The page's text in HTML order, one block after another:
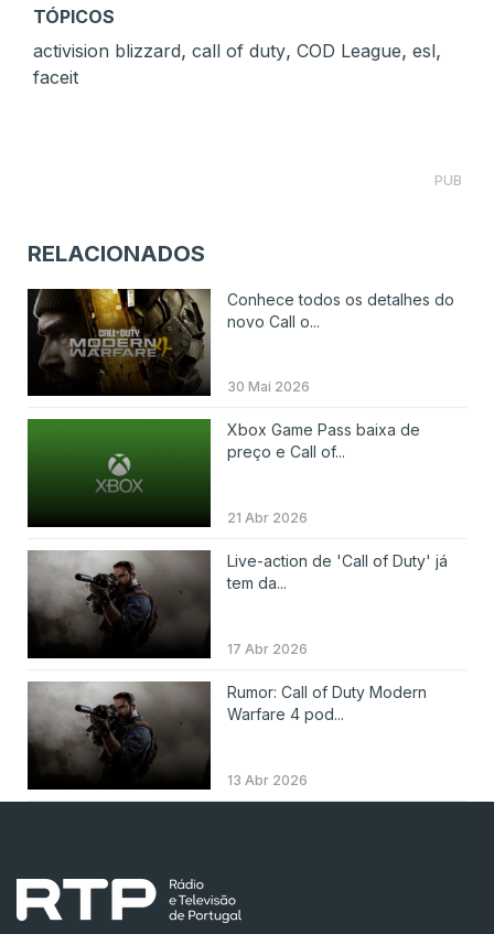
TÓPICOS
activision blizzard, call of duty, COD League, esl,
faceit
PUB
RELACIONADOS
Conhece todos os detalhes do
novo Call o...
30 Mai 2026
Xbox Game Pass baixa de
preço e Call of...
21 Abr 2026
Live-action de 'Call of Duty' já
tem da...
17 Abr 2026
Rumor: Call of Duty Modern
Warfare 4 pod...
13 Abr 2026